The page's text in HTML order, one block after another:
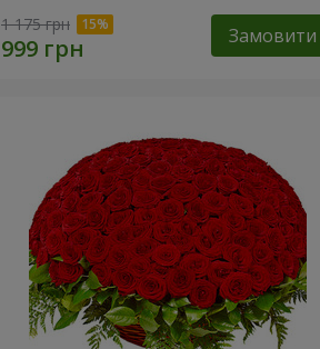
1 175 грн Замовити